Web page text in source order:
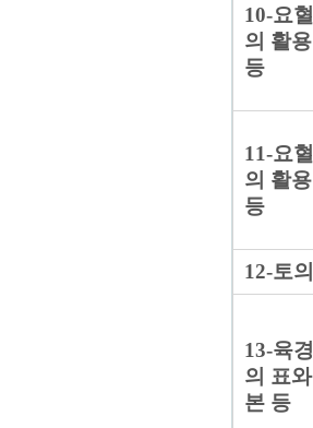
10-요혈
의 활용
등
11-요혈
의 활용
등
12-토의
13-육경
의 표와
본 등